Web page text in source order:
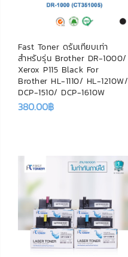
Fast Toner ดรัมเทียบเท่า
สำหรับรุ่น Brother DR-1000/
Xerox P115 Black For
Brother HL-1110/ HL-1210W/
DCP-1510/ DCP-1610W
380.00฿